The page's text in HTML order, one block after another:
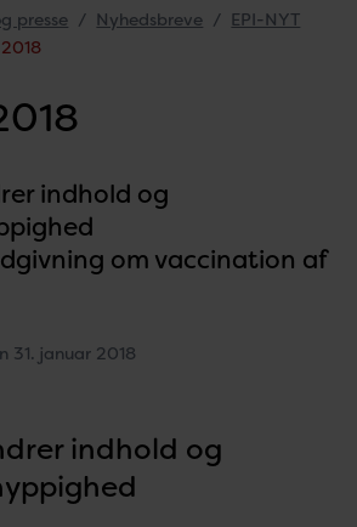
presse Nyhedsbreve
EPI-NYT
indhold og
om vaccination af
31. januar 2018
indhold og